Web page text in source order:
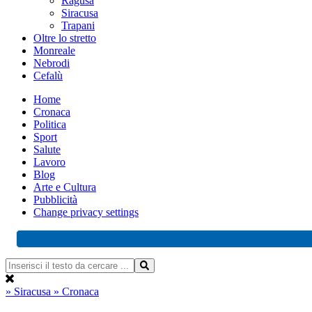
Siracusa
Trapani
Oltre lo stretto
Monreale
Nebrodi
Cefalù
Home
Cronaca
Politica
Sport
Salute
Lavoro
Blog
Arte e Cultura
Pubblicità
Change privacy settings
» Siracusa » Cronaca